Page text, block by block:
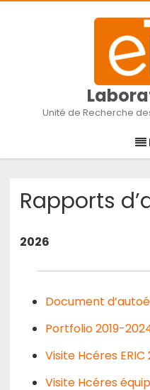
Unité de Recherche
Rapports
2026
Document
Portfolio 2019-
Visite Hcéres ERIC
Visite Hcéres